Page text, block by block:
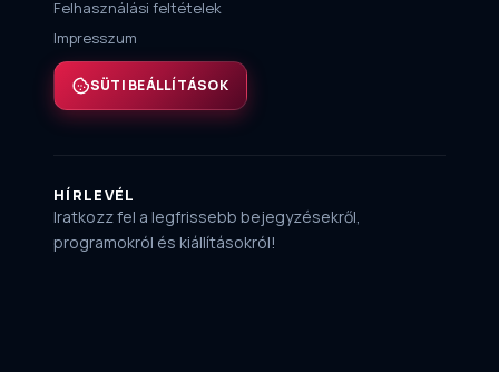
Felhasználási feltételek
Impresszum
SÜTI BEÁLLÍTÁSOK
HÍRLEVÉL
Iratkozz fel a legfrissebb bejegyzésekről,
programokról és kiállításokról!